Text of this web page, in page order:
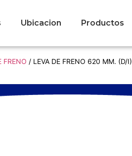
Ubicacion Productos
FRENO / LEVA DE FRENO 620 MM. (D/I)